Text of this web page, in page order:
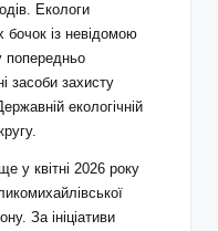
Екологи
із невідомою
попередньо
засоби захисту
екологічній
у квітні 2026 року
За ініціативи